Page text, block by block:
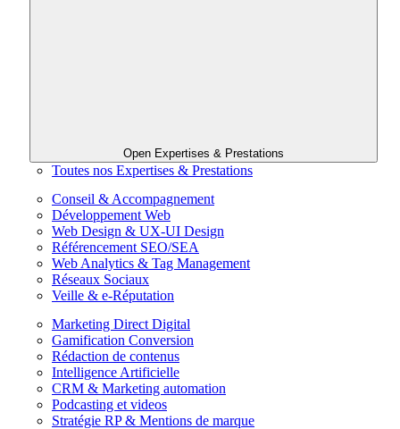
Open Expertises & Prestations
Toutes nos Expertises & Prestations
Conseil & Accompagnement
Développement Web
Web Design & UX-UI Design
Référencement SEO/SEA
Web Analytics & Tag Management
Réseaux Sociaux
Veille & e-Réputation
Marketing Direct Digital
Gamification Conversion
Rédaction de contenus
Intelligence Artificielle
CRM & Marketing automation
Podcasting et videos
Stratégie RP & Mentions de marque